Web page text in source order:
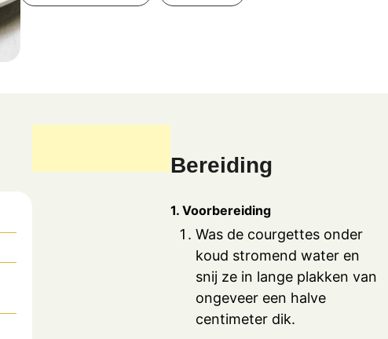
Bereiding
1. Voorbereiding
Was de courgettes onder
koud stromend water en
snij ze in lange plakken van
ongeveer een halve
centimeter dik.